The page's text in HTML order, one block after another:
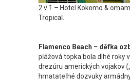
2 v 1 – Hotel Kokomo &
Tropical.
Flamenco Beach – děfka
plážová topka bola dlhé roky
drezúru amerických vojakov
hmatateľné dozvuky